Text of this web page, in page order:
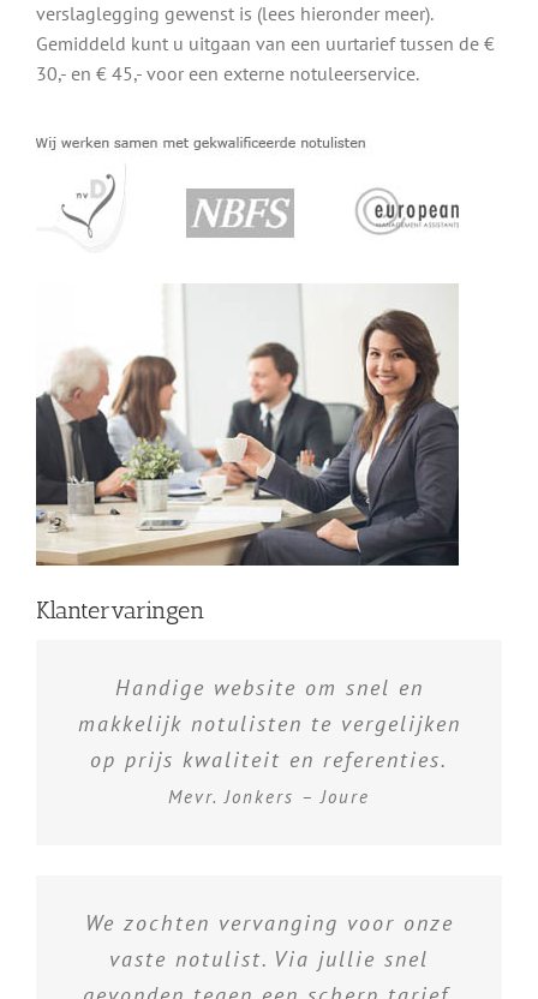
verslaglegging gewenst is (lees hieronder meer).
Gemiddeld kunt u uitgaan van een uurtarief tussen de €
30,- en € 45,- voor een externe notuleerservice.
Klantervaringen
Handige website om snel en
makkelijk notulisten te vergelijken
op prijs kwaliteit en referenties.
Mevr. Jonkers – Joure
We zochten vervanging voor onze
vaste notulist. Via jullie snel